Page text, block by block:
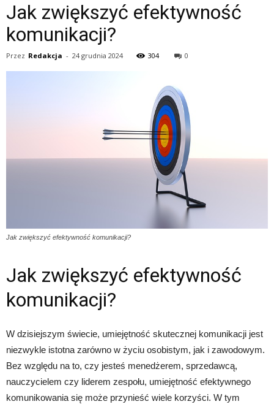
Jak zwiększyć efektywność
komunikacji?
Przez Redakcja - 24 grudnia 2024 304 0
Jak zwiększyć efektywność komunikacji?
Jak zwiększyć efektywność
komunikacji?
W dzisiejszym świecie, umiejętność skutecznej komunikacji jest
niezwykle istotna zarówno w życiu osobistym, jak i zawodowym.
Bez względu na to, czy jesteś menedżerem, sprzedawcą,
nauczycielem czy liderem zespołu, umiejętność efektywnego
komunikowania się może przynieść wiele korzyści. W tym